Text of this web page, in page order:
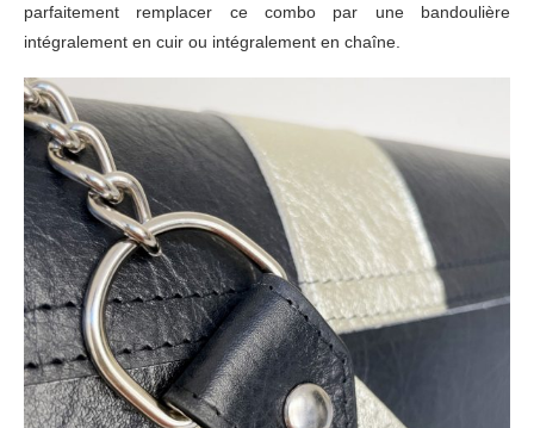
parfaitement remplacer ce combo par une bandoulière
intégralement en cuir ou intégralement en chaîne.